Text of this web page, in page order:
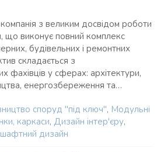
з великим досвідом роботи
що виконує повний комплекс
будівельних і ремонтних
складається з
фахівців у сферах: архітектури,
енергозбереження та…
споруд "під ключ", Модульні
каркаси, Дизайн інтер'єру,
дизайн